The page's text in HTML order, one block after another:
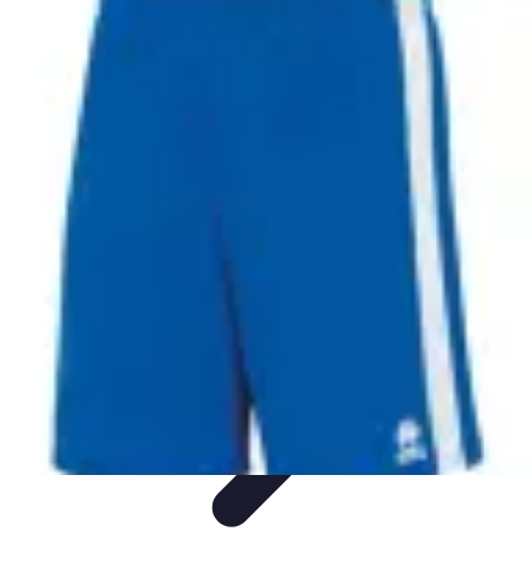
Multi Sports
Entraînement
Conseils pratiques
Multisport
Multi Sports